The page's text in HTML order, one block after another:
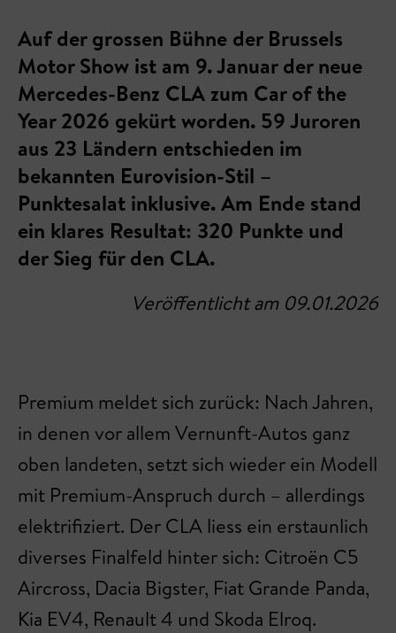
Auf der grossen Bühne der Brussels
Motor Show ist am 9. Januar der neue
Mercedes-Benz CLA zum Car of the
Year 2026 gekürt worden. 59 Juroren
aus 23 Ländern entschieden im
bekannten Eurovision-Stil –
Punktesalat inklusive. Am Ende stand
ein klares Resultat: 320 Punkte und
der Sieg für den CLA.
Veröffentlicht am 09.01.2026
Premium meldet sich zurück: Nach Jahren,
in denen vor allem Vernunft-Autos ganz
oben landeten, setzt sich wieder ein Modell
mit Premium-Anspruch durch – allerdings
elektrifiziert. Der CLA liess ein erstaunlich
diverses Finalfeld hinter sich: Citroën C5
Aircross, Dacia Bigster, Fiat Grande Panda,
Kia EV4, Renault 4 und Skoda Elroq.